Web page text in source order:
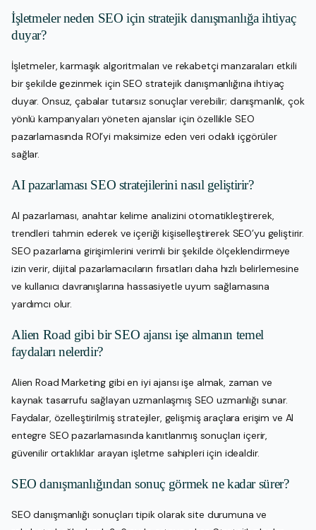
İşletmeler neden SEO için stratejik danışmanlığa ihtiyaç
duyar?
İşletmeler, karmaşık algoritmaları ve rekabetçi manzaraları etkili
bir şekilde gezinmek için SEO stratejik danışmanlığına ihtiyaç
duyar. Onsuz, çabalar tutarsız sonuçlar verebilir; danışmanlık, çok
yönlü kampanyaları yöneten ajanslar için özellikle SEO
pazarlamasında ROI’yi maksimize eden veri odaklı içgörüler
sağlar.
AI pazarlaması SEO stratejilerini nasıl geliştirir?
AI pazarlaması, anahtar kelime analizini otomatikleştirerek,
trendleri tahmin ederek ve içeriği kişiselleştirerek SEO’yu geliştirir.
SEO pazarlama girişimlerini verimli bir şekilde ölçeklendirmeye
izin verir, dijital pazarlamacıların fırsatları daha hızlı belirlemesine
ve kullanıcı davranışlarına hassasiyetle uyum sağlamasına
yardımcı olur.
Alien Road gibi bir SEO ajansı işe almanın temel
faydaları nelerdir?
Alien Road Marketing gibi en iyi ajansı işe almak, zaman ve
kaynak tasarrufu sağlayan uzmanlaşmış SEO uzmanlığı sunar.
Faydalar, özelleştirilmiş stratejiler, gelişmiş araçlara erişim ve AI
entegre SEO pazarlamasında kanıtlanmış sonuçları içerir,
güvenilir ortaklıklar arayan işletme sahipleri için idealdir.
SEO danışmanlığından sonuç görmek ne kadar sürer?
SEO danışmanlığı sonuçları tipik olarak site durumuna ve